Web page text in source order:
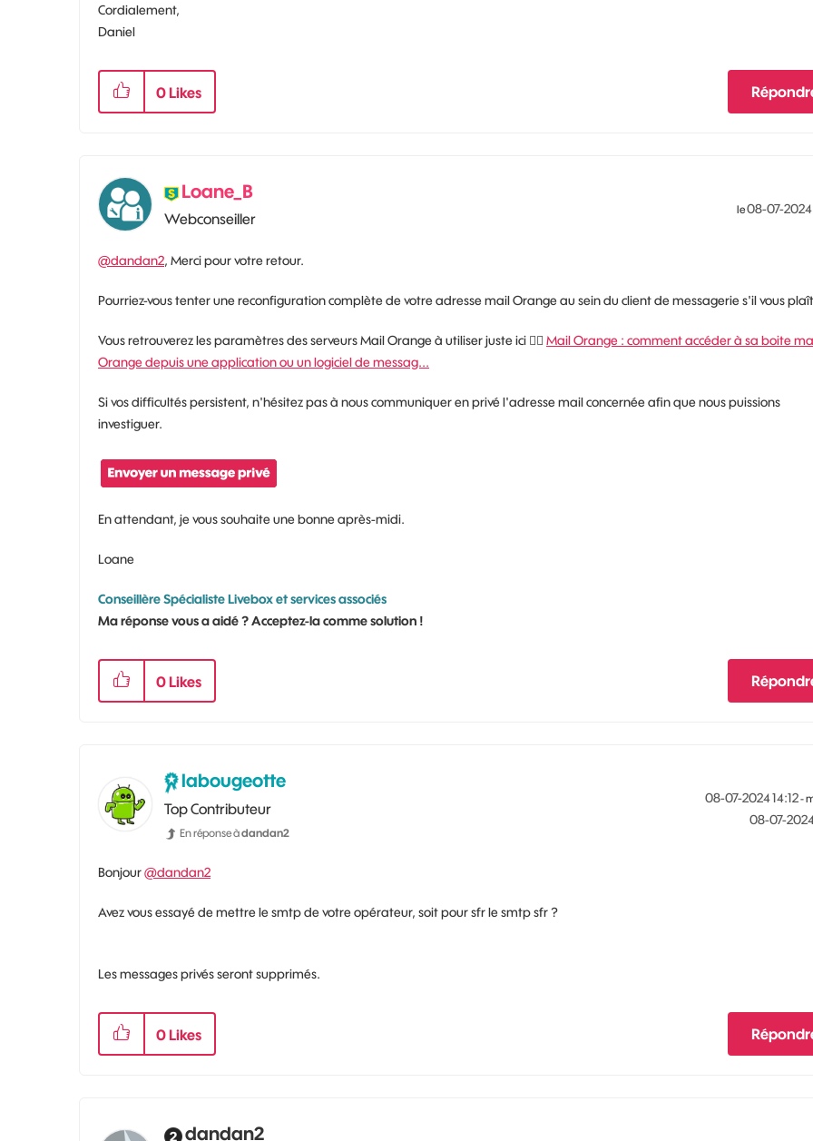
Cordialement,
Daniel
0 Likes
Loane_B
Webconseiller
le‎08-07-2024
@dandan2, Merci pour votre retour.
Pourriez-vous tenter une reconfiguration complète de votre adresse mail Orange au sein du client de messagerie s'il vous
Vous retrouverez les paramètres des serveurs Mail Orange à utiliser juste ici 👉🏻 Mail Orange : comment accéder à sa boite
Orange depuis une application ou un logiciel de messag...
Si vos difficultés persistent, n'hésitez pas à nous communiquer en privé l'adresse mail concernée afin que nous puissions
investiguer.
En attendant, je vous souhaite une bonne après-midi.
Loane
Conseillère Spécialiste Livebox et services associés
Ma réponse vous a aidé ? Acceptez-la comme solution !
0 Likes
labougeotte
Top Contributeur
En réponse àdandan2
‎08-07-202414:12-
‎08-07-
Bonjour@dandan2
Avez vous essayé de mettre le smtp de votre opérateur, soit pour sfr le smtp sfr ?
Les messages privés seront supprimés.
0 Likes
dandan2